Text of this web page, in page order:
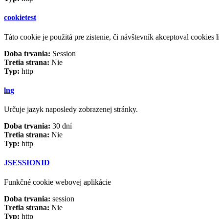
cookietest
Táto cookie je použitá pre zistenie, či návštevník akceptoval cookies
Doba trvania: Session
Tretia strana: Nie
Typ: http
lng
Určuje jazyk naposledy zobrazenej stránky.
Doba trvania: 30 dní
Tretia strana: Nie
Typ: http
JSESSIONID
Funkčné cookie webovej aplikácie
Doba trvania: session
Tretia strana: Nie
Typ: http